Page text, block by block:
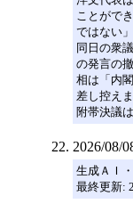
ことがで
ではない
同日の衆
の発言の
相は「内
差し控え
附帯決議
2026/08/
生成ＡＩ
最終更新: